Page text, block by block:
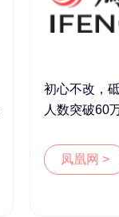
初心不改，
人数突破60
凤凰网 >